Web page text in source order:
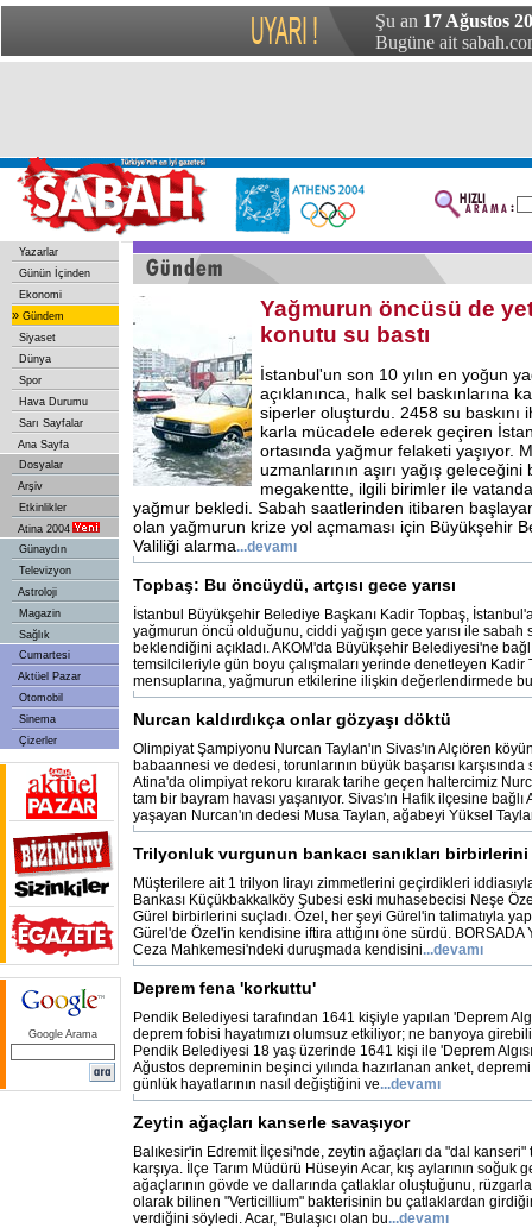
Şu an 17 Ağustos
Bugüne ait
Yazarlar
Günün İçinden
Ekonomi
» Gündem
Siyaset
Dünya
Spor
Hava Durumu
Sarı Sayfalar
Ana Sayfa
Dosyalar
Arşiv
Etkinlikler
Atina 2004
Günaydın
Televizyon
Astroloji
Magazin
Sağlık
Cumartesi
Aktüel Pazar
Otomobil
Sinema
Çizerler
Google Arama
Yağmurun öncüsü de
konutu su bastı
İstanbul'un son 10 yılın en yoğun
açıklanınca, halk sel baskınlarına
siperler oluşturdu. 2458 su baskını
karla mücadele ederek geçiren
ortasında yağmur felaketi yaşıyor.
uzmanlarının aşırı yağış
megakentte, ilgili birimler ile
yağmur bekledi. Sabah saatlerinden itibaren
olan yağmurun krize yol açmaması için Büyükşehir
Valiliği alarma...devamı
Topbaş: Bu öncüydü, artçısı gece yarısı
İstanbul Büyükşehir Belediye Başkanı Kadir Topbaş,
yağmurun öncü olduğunu, ciddi yağışın gece yarısı ile sabah
beklendiğini açıkladı. AKOM'da Büyükşehir Belediyesi'ne
temsilcileriyle gün boyu çalışmaları yerinde denetleyen Kadir
mensuplarına, yağmurun etkilerine ilişkin değerlendirmede
Nurcan kaldırdıkça onlar gözyaşı döktü
Olimpiyat Şampiyonu Nurcan Taylan'ın Sivas'ın Alçıören
babaannesi ve dedesi, torunlarının büyük başarısı
Atina'da olimpiyat rekoru kırarak tarihe geçen haltercimiz
tam bir bayram havası yaşanıyor. Sivas'ın Hafik ilçesine bağlı
yaşayan Nurcan'ın dedesi Musa Taylan, ağabeyi Yüksel
Trilyonluk vurgunun bankacı sanıkları birbirlerini
Müşterilere ait 1 trilyon lirayı zimmetlerini geçirdikleri
Bankası Küçükbakkalköy Şubesi eski muhasebecisi Neşe
Gürel birbirlerini suçladı. Özel, her şeyi Gürel'in talimatıyla
Gürel'de Özel'in kendisine iftira attığını öne sürdü. BORSADA
Ceza Mahkemesi'ndeki duruşmada kendisini...devamı
Deprem fena 'korkuttu'
Pendik Belediyesi tarafından 1641 kişiyle yapılan 'Deprem
deprem fobisi hayatımızı olumsuz etkiliyor; ne banyoya
Pendik Belediyesi 18 yaş üzerinde 1641 kişi ile 'Deprem Algısı
Ağustos depreminin beşinci yılında hazırlanan anket,
günlük hayatlarının nasıl değiştiğini ve...devamı
Zeytin ağaçları kanserle savaşıyor
Balıkesir'in Edremit İlçesi'nde, zeytin ağaçları da "dal kanseri"
karşıya. İlçe Tarım Müdürü Hüseyin Acar, kış aylarının
ağaçlarının gövde ve dallarında çatlaklar oluştuğunu,
olarak bilinen "Verticillium" bakterisinin bu çatlaklardan
verdiğini söyledi. Acar, "Bulaşıcı olan bu...devamı